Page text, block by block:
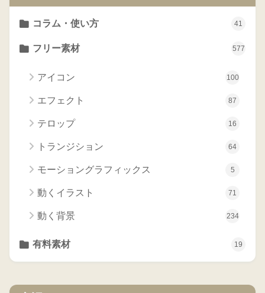
コラム・使い方 41
フリー素材 577
アイコン 100
エフェクト 87
テロップ 16
トランジション 64
モーショングラフィックス 5
動くイラスト 71
動く背景 234
有料素材 19